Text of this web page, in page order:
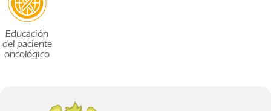
Educación
del paciente
oncológico